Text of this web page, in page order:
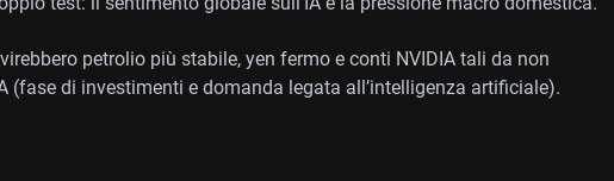
petrolio più stabile, yen fermo e conti NVIDIA tali da non
(fase di investimenti e domanda legata all’intelligenza artificiale).